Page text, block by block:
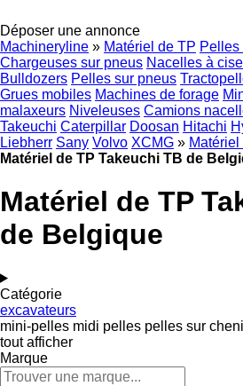
Déposer une annonce
Machineryline » Matériel de TP
Chargeuses sur pneus Nacelles à
Bulldozers Pelles sur pneus
Grues mobiles Machines de forage
malaxeurs Niveleuses Camions
Takeuchi Caterpillar Doosan Hitachi
Liebherr Sany Volvo XCMG »
Matériel de TP Takeuchi TB de
Matériel de TP
de Belgique
Catégorie
excavateurs
mini-pelles midi pelles pelles sur
tout afficher
Marque